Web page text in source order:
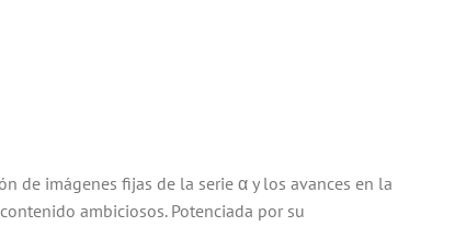
de imágenes fijas de la serie α y los avances en la
ambiciosos. Potenciada por su